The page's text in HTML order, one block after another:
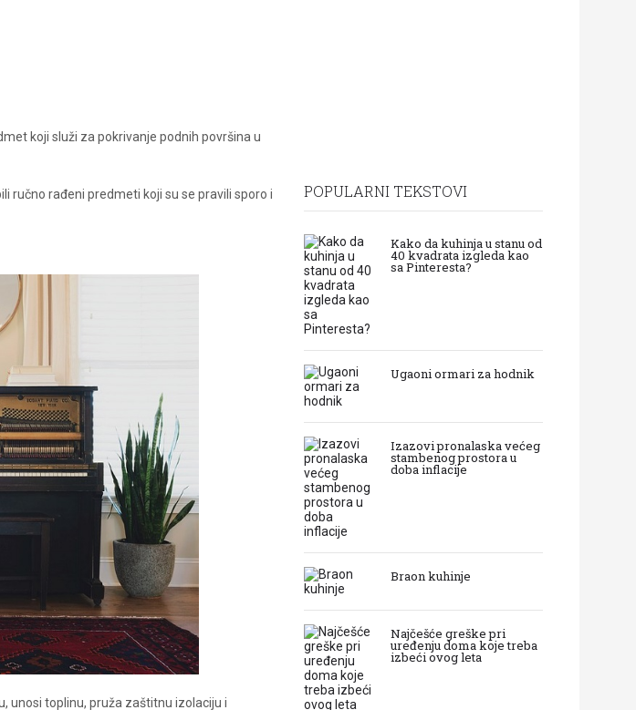
koji služi za pokrivanje podnih površina u
ručno rađeni predmeti koji su se pravili sporo i
unosi toplinu, pruža zaštitnu izolaciju i
POPULARNI TEKSTOVI
Kako da kuhinja u stanu od
40 kvadrata izgleda kao
sa Pinteresta?
Ugaoni ormari za hodnik
Izazovi pronalaska većeg
stambenog prostora u
doba inflacije
Braon kuhinje
Najčešće greške pri
uređenju doma koje treba
izbeći ovog leta